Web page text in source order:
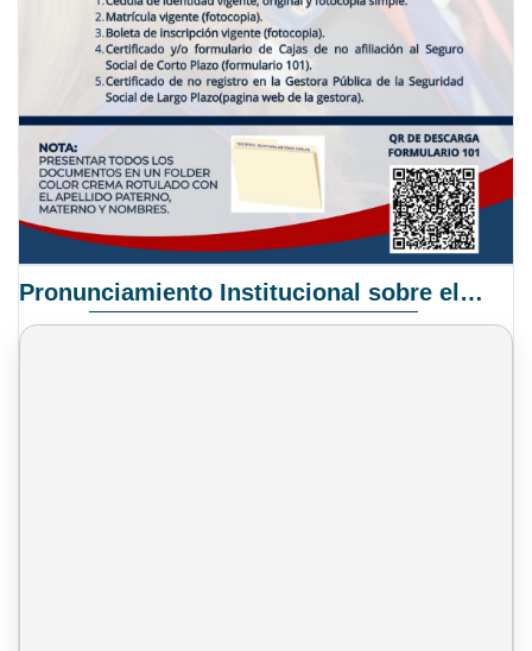
Pronunciamiento Institucional sobre el Proyecto de Ley N° 068/2025-2026 C.S.